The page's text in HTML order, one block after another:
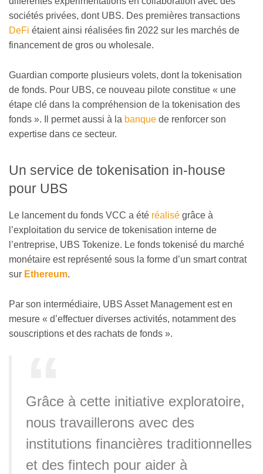
sociétés privées, dont UBS. Des premières transactions
DeFi étaient ainsi réalisées fin 2022 sur les marchés de
financement de gros ou wholesale.
Guardian comporte plusieurs volets, dont la tokenisation
de fonds. Pour UBS, ce nouveau pilote constitue « une
étape clé dans la compréhension de la tokenisation des
fonds ». Il permet aussi à la banque de renforcer son
expertise dans ce secteur.
Un service de tokenisation in-house
pour UBS
Le lancement du fonds VCC a été réalisé grâce à
l’exploitation du service de tokenisation interne de
l’entreprise, UBS Tokenize. Le fonds tokenisé du marché
monétaire est représenté sous la forme d’un smart contrat
sur Ethereum.
Par son intermédiaire, UBS Asset Management est en
mesure « d’effectuer diverses activités, notamment des
souscriptions et des rachats de fonds ».
Grâce à cette initiative exploratoire,
nous travaillerons avec des
institutions financières traditionnelles
et des fintech pour aider à